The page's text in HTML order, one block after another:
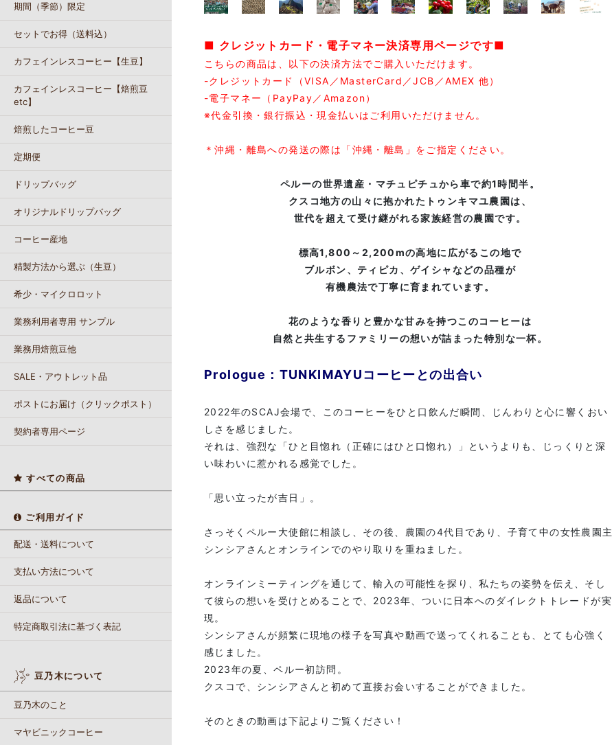
期間（季節）限定
セットでお得（送料込）
カフェインレスコーヒー【生豆】
カフェインレスコーヒー【焙煎豆
etc】
焙煎したコーヒー豆
定期便
ドリップバッグ
オリジナルドリップバッグ
コーヒー産地
精製方法から選ぶ（生豆）
希少・マイクロロット
業務利用者専用 サンプル
業務用焙煎豆他
SALE・アウトレット品
ポストにお届け（クリックポスト）
契約者専用ページ
すべての商品
ご利用ガイド
配送・送料について
支払い方法について
返品について
特定商取引法に基づく表記
豆乃木について
豆乃木のこと
マヤビニックコーヒー
■ クレジットカード・電子マネー決済専用ページです■
こちらの商品は、以下の決済方法でご購入いただけます。
-クレジットカード（VISA／MasterCard／JCB／AMEX 他）
-電子マネー（PayPay／Amazon）
※代金引換・銀行振込・現金払いはご利用いただけません。
＊沖縄・離島への発送の際は「沖縄・離島」をご指定ください。
ペルーの世界遺産・マチュピチュから車で約1時間半。
クスコ地方の山々に抱かれたトゥンキマユ農園は、
世代を超えて受け継がれる家族経営の農園です。
標高1,800～2,200mの高地に広がるこの地で
ブルボン、ティピカ、ゲイシャなどの品種が
有機農法で丁寧に育まれています。
花のような香りと豊かな甘みを持つこのコーヒーは
自然と共生するファミリーの想いが詰まった特別な一杯。
Prologue：TUNKIMAYUコーヒーとの出合い
2022年のSCAJ会場で、このコーヒーをひと口飲んだ瞬間、じんわりと心に響くおい
しさを感じました。
それは、強烈な「ひと目惚れ（正確にはひと口惚れ）」というよりも、じっくりと深
い味わいに惹かれる感覚でした。
「思い立ったが吉日」。
さっそくペルー大使館に相談し、その後、農園の4代目であり、子育て中の女性農園主
シンシアさんとオンラインでのやり取りを重ねました。
オンラインミーティングを通じて、輸入の可能性を探り、私たちの姿勢を伝え、そし
て彼らの想いを受けとめることで、2023年、ついに日本へのダイレクトトレードが実
現。
シンシアさんが頻繁に現地の様子を写真や動画で送ってくれることも、とても心強く
感じました。
2023年の夏、ペルー初訪問。
クスコで、シンシアさんと初めて直接お会いすることができました。
そのときの動画は下記よりご覧ください！